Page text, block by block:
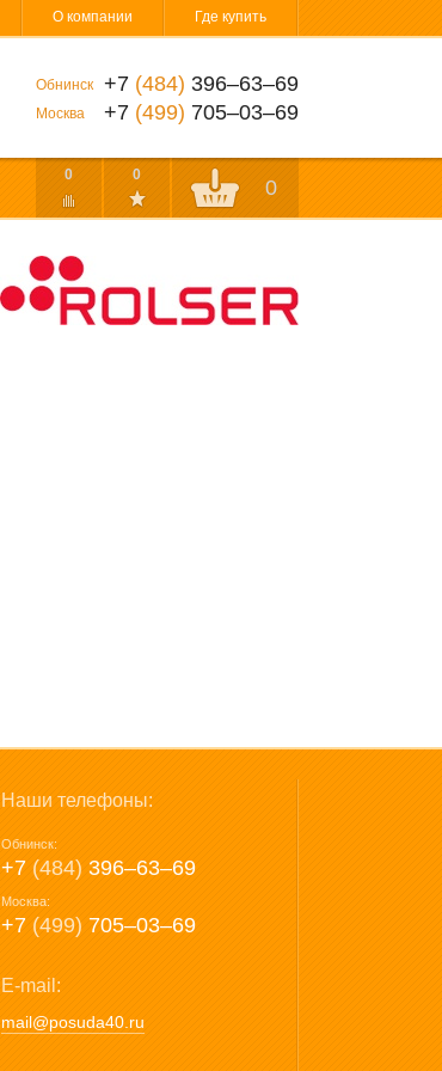
О компании Где купить
Обнинск +7 (484) 396‒63‒69
Москва +7 (499) 705‒03‒69
0 0
0
Наши телефоны:
Обнинск:
+7 (484) 396‒63‒69
Москва:
+7 (499) 705‒03‒69
E-mail:
mail@posuda40.ru